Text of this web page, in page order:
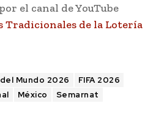
el canal de YouTube
Tradicionales de la Lotería
Mundo 2026
FIFA 2026
México Semarnat